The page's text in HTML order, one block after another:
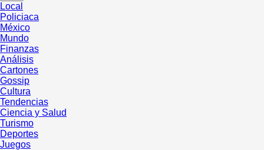
Local
Policiaca
México
Mundo
Finanzas
Análisis
Cartones
Gossip
Cultura
Tendencias
Ciencia y Salud
Turismo
Deportes
Juegos